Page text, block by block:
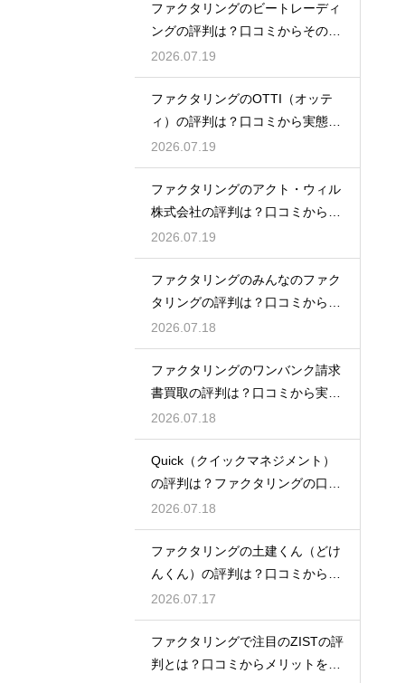
ファクタリングのビートレーディ
ングの評判は？口コミからその実
態を徹底解説
2026.07.19
ファクタリングのOTTI（オッテ
ィ）の評判は？口コミから実態を
徹底解説
2026.07.19
ファクタリングのアクト・ウィル
株式会社の評判は？口コミから実
態を徹底解説
2026.07.19
ファクタリングのみんなのファク
タリングの評判は？口コミから実
態を徹底解説
2026.07.18
ファクタリングのワンバンク請求
書買取の評判は？口コミから実態
を徹底解説
2026.07.18
Quick（クイックマネジメント）
の評判は？ファクタリングの口コ
ミ検証
2026.07.18
ファクタリングの土建くん（どけ
んくん）の評判は？口コミから実
態を徹底解説
2026.07.17
ファクタリングで注目のZISTの評
判とは？口コミからメリットを徹